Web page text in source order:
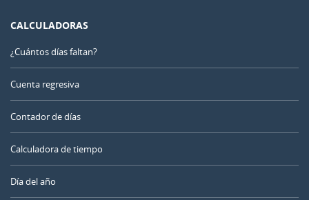
CALCULADORAS
¿Cuántos días faltan?
Cuenta regresiva
Contador de días
Calculadora de tiempo
Día del año